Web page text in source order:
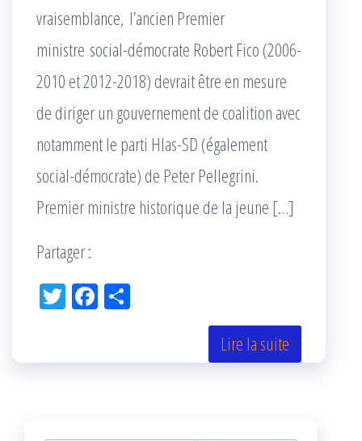
vraisemblance, l’ancien Premier
ministre social-démocrate Robert Fico (2006-
2010 et 2012-2018) devrait être en mesure
de diriger un gouvernement de coalition avec
notamment le parti Hlas-SD (également
social-démocrate) de Peter Pellegrini.
Premier ministre historique de la jeune […]
Partager :
Tw Fac
k r
Lire la suite